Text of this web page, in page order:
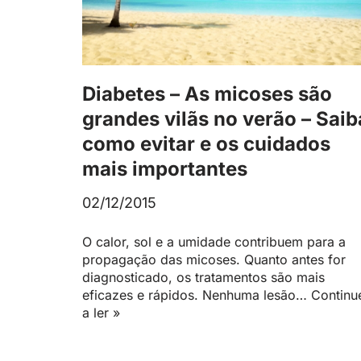
Diabetes – As micoses são
grandes vilãs no verão –
como evitar e os cuidados
mais importantes
02/12/2015
O calor, sol e a umidade contribuem para a
propagação das micoses. Quanto antes for
diagnosticado, os tratamentos são mais
eficazes e rápidos. Nenhuma lesão…
a ler »